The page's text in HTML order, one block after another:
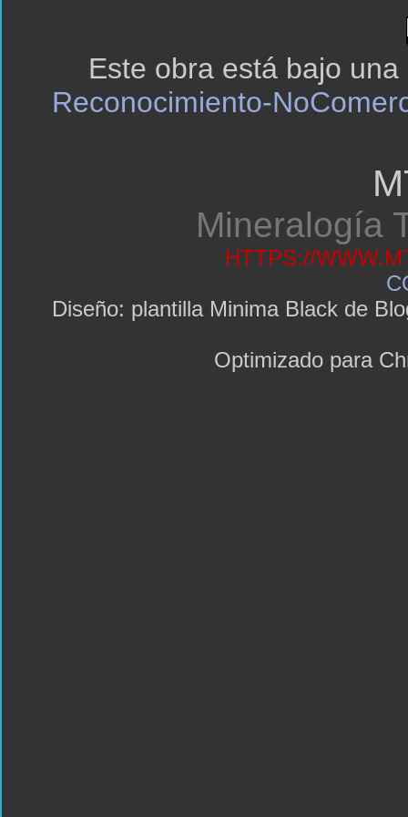
Este obra está bajo una
Reconocimiento-
Mineralogía
HTTPS://
Diseño: plantilla Minima Black de
Optimizado para